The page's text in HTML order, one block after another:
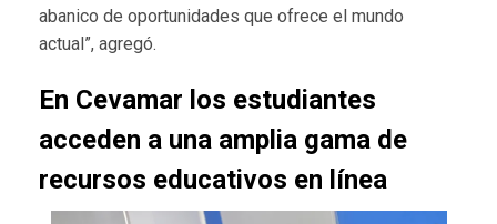
abanico de oportunidades que ofrece el mundo
actual”, agregó.
En Cevamar los estudiantes
acceden a una amplia gama de
recursos educativos en línea